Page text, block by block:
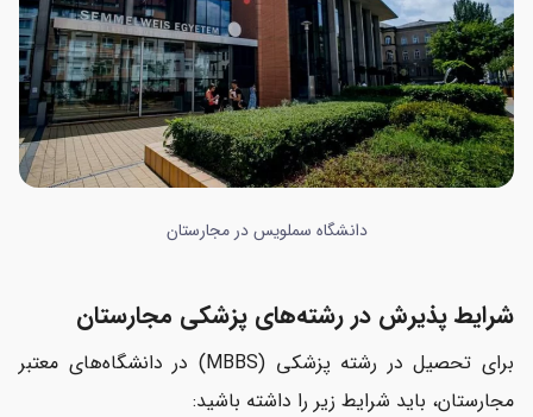
دانشگاه سملویس در مجارستان
شرایط پذیرش در رشته‌های پزشکی مجارستان
برای تحصیل در رشته پزشکی (MBBS) در دانشگاه‌های معتبر
مجارستان، باید شرایط زیر را داشته باشید: